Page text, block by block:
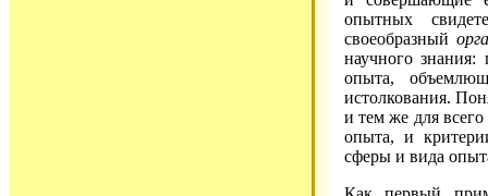
опытных
своеобразный
научного знания:
опыта,
истолкования.
и тем же для
опыта, и
сферы и вида